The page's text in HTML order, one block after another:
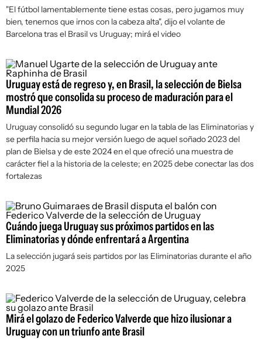
"El fútbol lamentablemente tiene estas cosas, pero jugamos muy
bien, tenemos que irnos con la cabeza alta", dijo el volante de
Barcelona tras el Brasil vs Uruguay; mirá el video
Uruguay está de regreso y, en Brasil, la selección de Bielsa
mostró que consolida su proceso de maduración para el
Mundial 2026
Uruguay consolidó su segundo lugar en la tabla de las Eliminatorias y
se perfila hacia su mejor versión luego de aquel soñado 2023 del
plan de Bielsa y de este 2024 en el que ofreció una muestra de
carácter fiel a la historia de la celeste; en 2025 debe conectar las dos
fortalezas
Cuándo juega Uruguay sus próximos partidos en las
Eliminatorias y dónde enfrentará a Argentina
La selección jugará seis partidos por las Eliminatorias durante el año
2025
Mirá el golazo de Federico Valverde que hizo ilusionar a
Uruguay con un triunfo ante Brasil